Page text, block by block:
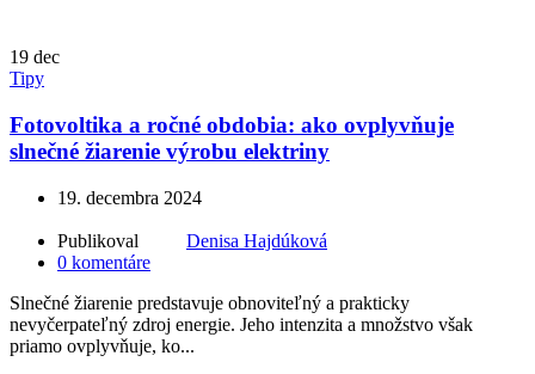
19 dec
Tipy
Fotovoltika a ročné obdobia: ako ovplyvňuje
slnečné žiarenie výrobu elektriny
19. decembra 2024
Publikoval
Denisa Hajdúková
0 komentáre
Slnečné žiarenie predstavuje obnoviteľný a prakticky
nevyčerpateľný zdroj energie. Jeho intenzita a množstvo však
priamo ovplyvňuje, ko...